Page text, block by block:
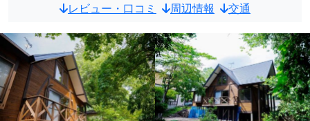
レビュー・口コミ
周辺情報 交通